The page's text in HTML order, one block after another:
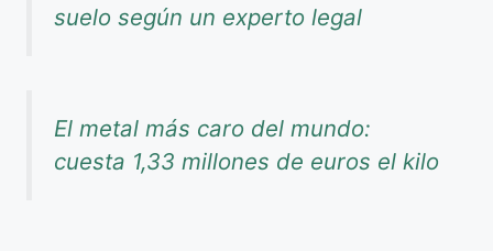
suelo según un experto legal
El metal más caro del mundo:
cuesta 1,33 millones de euros el kilo